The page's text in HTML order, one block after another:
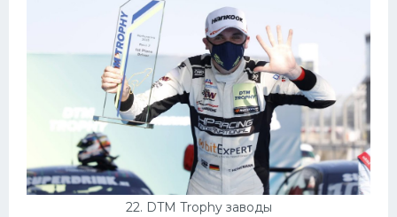
22. DTM Trophy заводы